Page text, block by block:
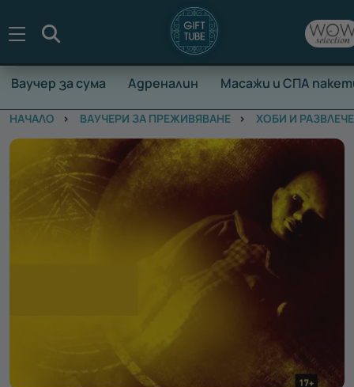
Ваучер за сума Адреналин Масажи и СПА
НАЧАЛО ВАУЧЕРИ ЗА ПРЕЖИВЯВАНЕ ХОБИ И